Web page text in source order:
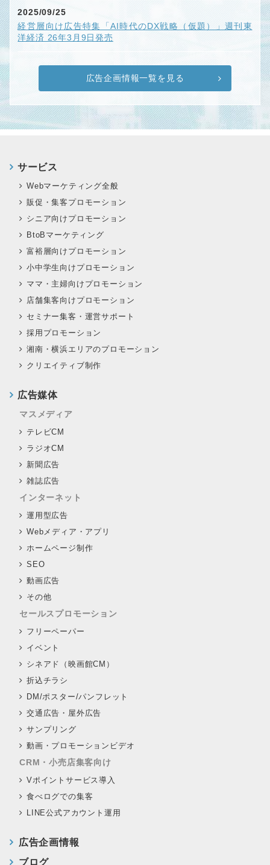
2025/09/25
経営層向け広告特集「AI時代のDX戦略（仮題）」週刊東
洋経済 26年3月9日発売
広告企画情報一覧を見る
サービス
Webマーケティング全般
販促・集客プロモーション
シニア向けプロモーション
BtoBマーケティング
富裕層向けプロモーション
小中学生向けプロモーション
ママ・主婦向けプロモーション
店舗集客向けプロモーション
セミナー集客・運営サポート
採用プロモーション
湘南・横浜エリアのプロモーション
クリエイティブ制作
広告媒体
マスメディア
テレビCM
ラジオCM
新聞広告
雑誌広告
インターネット
運用型広告
Webメディア・アプリ
ホームページ制作
SEO
動画広告
その他
セールスプロモーション
フリーペーパー
イベント
シネアド（映画館CM）
折込チラシ
DM/ポスター/パンフレット
交通広告・屋外広告
サンプリング
動画・プロモーションビデオ
CRM・小売店集客向け
Vポイントサービス導入
食べログでの集客
LINE公式アカウント運用
広告企画情報
ブログ